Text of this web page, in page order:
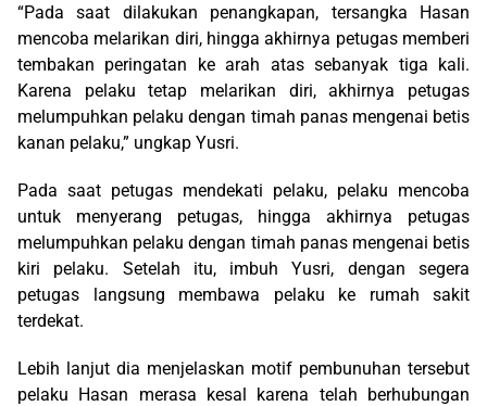
“Pada saat dilakukan penangkapan, tersangka Hasan
mencoba melarikan diri, hingga akhirnya petugas memberi
tembakan peringatan ke arah atas sebanyak tiga kali.
Karena pelaku tetap melarikan diri, akhirnya petugas
melumpuhkan pelaku dengan timah panas mengenai betis
kanan pelaku,” ungkap Yusri.
Pada saat petugas mendekati pelaku, pelaku mencoba
untuk menyerang petugas, hingga akhirnya petugas
melumpuhkan pelaku dengan timah panas mengenai betis
kiri pelaku. Setelah itu, imbuh Yusri, dengan segera
petugas langsung membawa pelaku ke rumah sakit
terdekat.
Lebih lanjut dia menjelaskan motif pembunuhan tersebut
pelaku Hasan merasa kesal karena telah berhubungan